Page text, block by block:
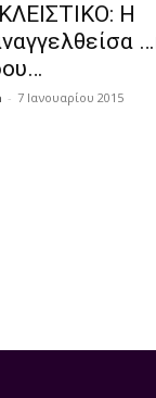
Η
- 7 Ιανουαρίου 2015